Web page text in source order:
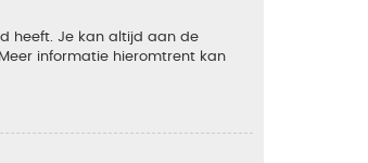
heeft. Je kan altijd aan de
informatie hieromtrent kan